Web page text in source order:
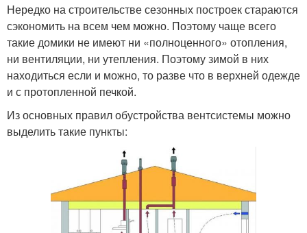
Нередко на строительстве сезонных построек стараются
сэкономить на всем чем можно. Поэтому чаще всего
такие домики не имеют ни «полноценного» отопления,
ни вентиляции, ни утепления. Поэтому зимой в них
находиться если и можно, то разве что в верхней одежде
и с протопленной печкой.
Из основных правил обустройства вентсистемы можно
выделить такие пункты: